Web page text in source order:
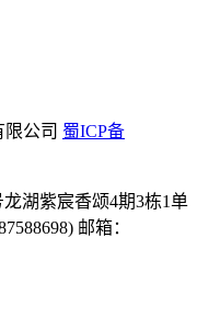
公司 蜀ICP备
湖紫宸香颂4期3栋1单
邮箱：